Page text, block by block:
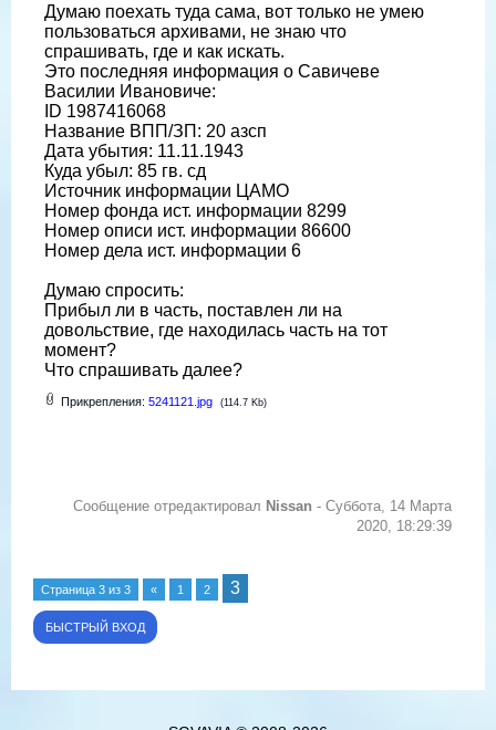
Думаю поехать туда сама, вот только не умею
пользоваться архивами, не знаю что
спрашивать, где и как искать.
Это последняя информация о Савичеве
Василии Ивановиче:
ID 1987416068
Название ВПП/ЗП: 20 азсп
Дата убытия: 11.11.1943
Куда убыл: 85 гв. сд
Источник информации ЦАМО
Номер фонда ист. информации 8299
Номер описи ист. информации 86600
Номер дела ист. информации 6
Думаю спросить:
Прибыл ли в часть, поставлен ли на
довольствие, где находилась часть на тот
момент?
Что спрашивать далее?
Прикрепления: 5241121.jpg (114.7 Kb)
Сообщение отредактировал Nissan - Суббота, 14 Марта
2020, 18:29:39
Страница 3 из 3 « 1 2 3